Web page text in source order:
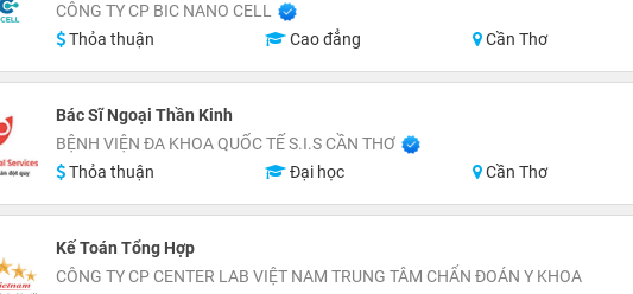
CÔNG TY CP BIC NANO CELL
Thỏa thuận
Cao đẳng Cần Thơ
Bác Sĩ Ngoại Thần Kinh
BỆNH VIỆN ĐA KHOA QUỐC TẾ S.I.S CẦN THƠ
Thỏa thuận
Đại học Cần Thơ
Kế Toán Tổng Hợp
CÔNG TY CP CENTER LAB VIỆT NAM TRUNG TÂM CHẨN ĐOÁN Y KHOA